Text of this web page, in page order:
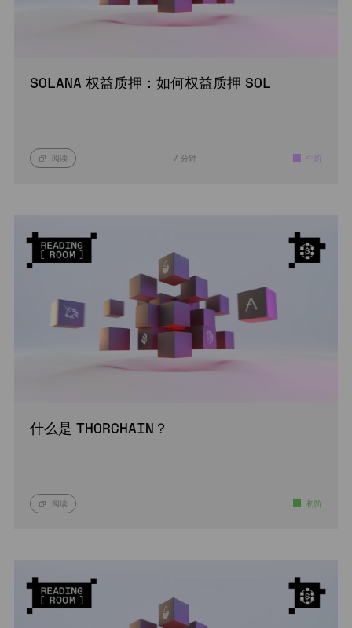
SOLANA 权益质押：如何权益质押 SOL
阅读 7 分钟 中阶
什么是 THORCHAIN？
阅读 初阶